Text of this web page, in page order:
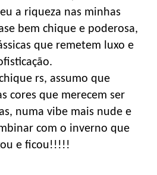
a riqueza nas minhas
bem chique e poderosa,
que remetem luxo e
rs, assumo que
cores que merecem ser
numa vibe mais nude e
com o inverno que
e ficou!!!!!